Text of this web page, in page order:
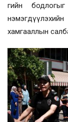
гийн
хамгааллын